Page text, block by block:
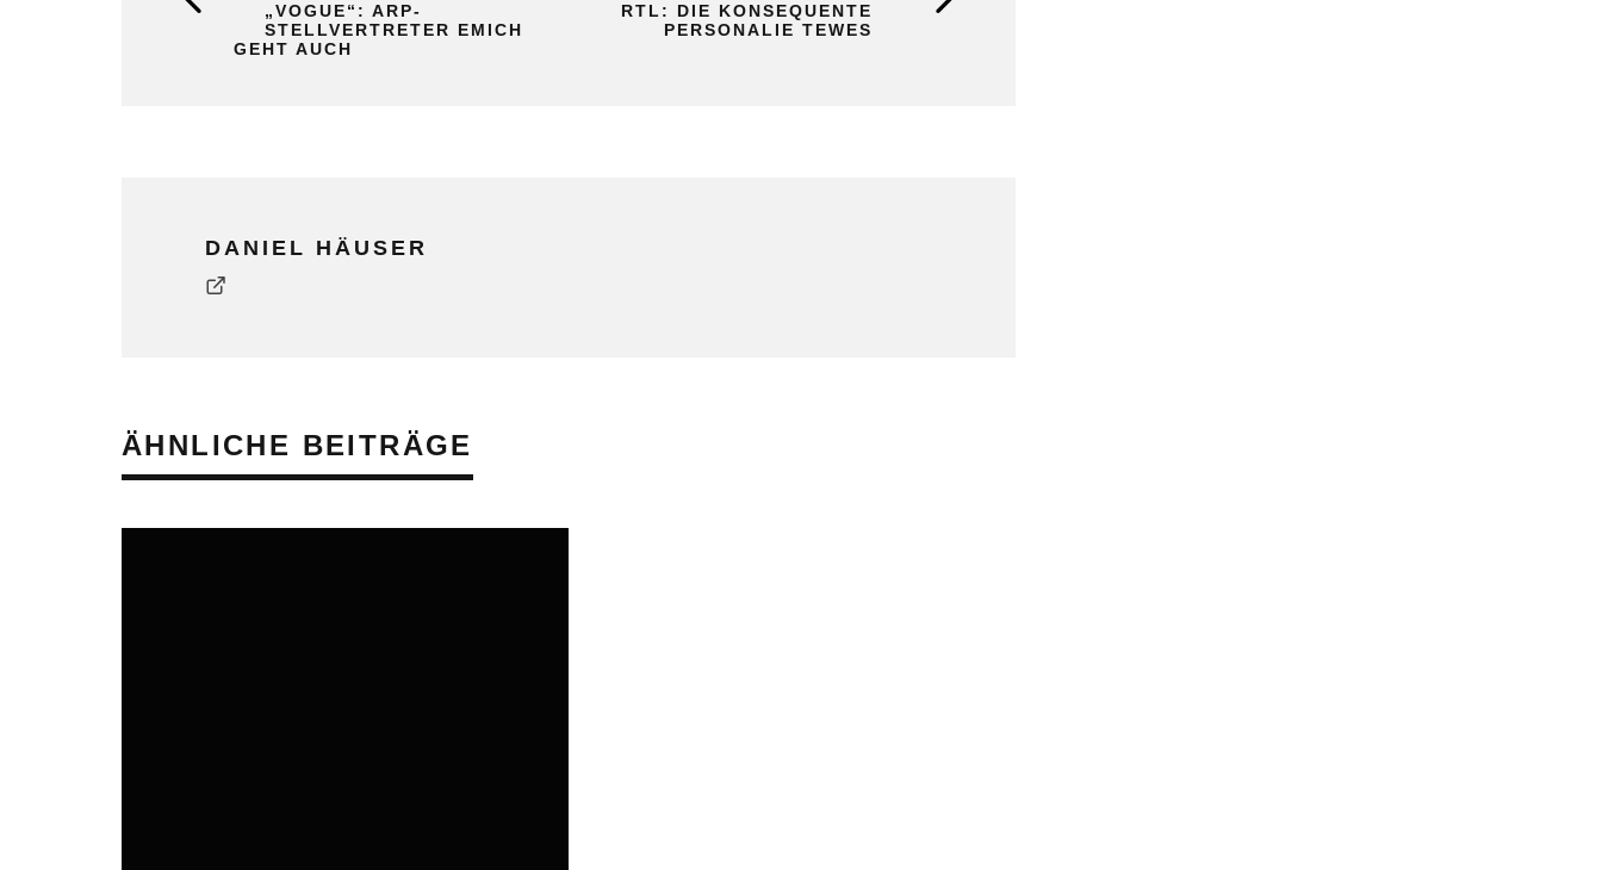
„VOGUE“: ARP-
STELLVERTRETER EMICH
GEHT AUCH
RTL: DIE KONSEQUENTE
PERSONALIE TEWES
DANIEL HÄUSER
ÄHNLICHE BEITRÄGE